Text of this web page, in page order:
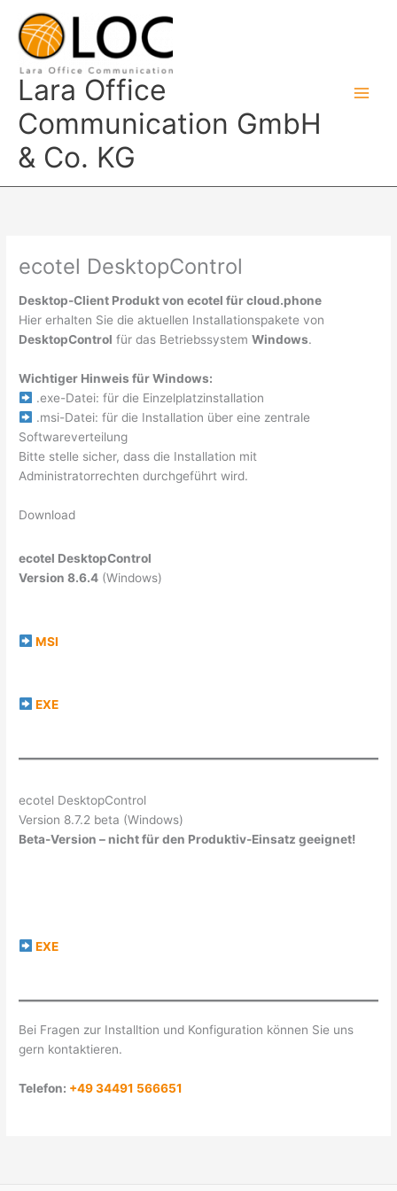
Inhalt
springen
Lara Office
Communication GmbH
& Co. KG
ecotel DesktopControl
Desktop-Client Produkt von ecotel für cloud.phone
Hier erhalten Sie die aktuellen Installationspakete von
DesktopControl für das BetriebssystemWindows.
Wichtiger Hinweis für Windows:
.exe-Datei: für die Einzelplatzinstallation
.msi-Datei: für die Installation über eine zentrale
Softwareverteilung
Bitte stelle sicher, dass die Installation mit
Administratorrechten durchgeführt wird.
Download
ecotel DesktopControl
Version 8.6.4 (Windows)
MSI
EXE
ecotel DesktopControl
Version 8.7.2 beta (Windows)
Beta-Version – nicht für den Produktiv-Einsatz geeignet!
EXE
Bei Fragen zur Installtion und Konfiguration können Sie uns
gern kontaktieren.
Telefon: +49 34491 566651